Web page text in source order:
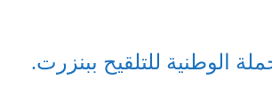
الوطنية للتلقيح ببنزرت.